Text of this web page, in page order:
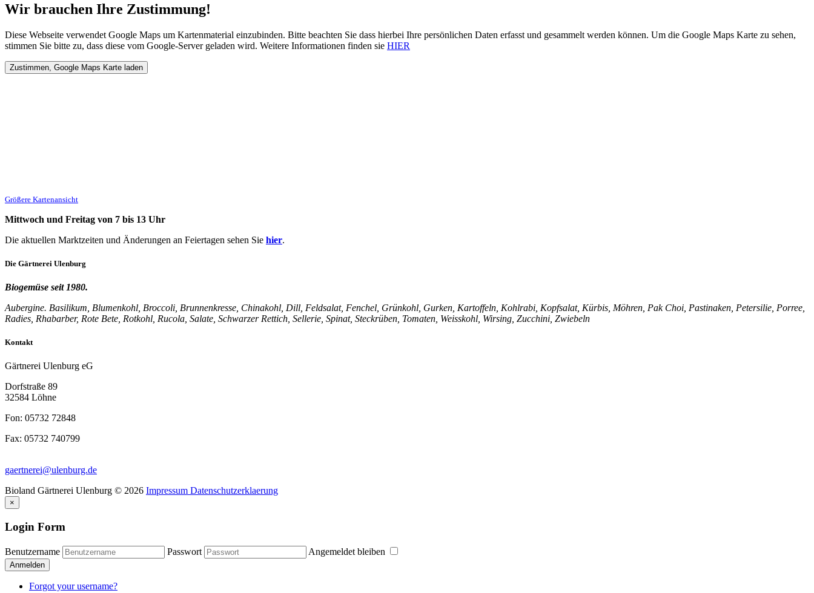
Wir brauchen Ihre Zustimmung!
Diese Webseite verwendet Google Maps um Kartenmaterial einzubinden. Bitte beachten Sie dass hierbei Ihre persönlichen Daten erfasst und gesammelt werden können. Um die Google Maps Karte zu sehen,
stimmen Sie bitte zu, dass diese vom Google-Server geladen wird. Weitere Informationen finden sie HIER
Größere Kartenansicht
Mittwoch und Freitag von 7 bis 13 Uhr
Die aktuellen Marktzeiten und Änderungen an Feiertagen sehen Sie hier.
Die Gärtnerei Ulenburg
Biogemüse seit 1980.
Aubergine. Basilikum, Blumenkohl, Broccoli, Brunnenkresse, Chinakohl, Dill, Feldsalat, Fenchel, Grünkohl, Gurken, Kartoffeln, Kohlrabi, Kopfsalat, Kürbis, Möhren, Pak Choi, Pastinaken, Petersilie, Porree,
Radies, Rhabarber, Rote Bete, Rotkohl, Rucola, Salate, Schwarzer Rettich, Sellerie, Spinat, Steckrüben, Tomaten, Weisskohl, Wirsing, Zucchini, Zwiebeln
Kontakt
Gärtnerei Ulenburg eG
Dorfstraße 89
32584 Löhne
Fon: 05732 72848
Fax: 05732 740799
gaertnerei@ulenburg.de
Bioland Gärtnerei Ulenburg © 2026 Impressum Datenschutzerklaerung
×
Login Form
Benutzername Passwort Angemeldet bleiben
Anmelden
Forgot your username?